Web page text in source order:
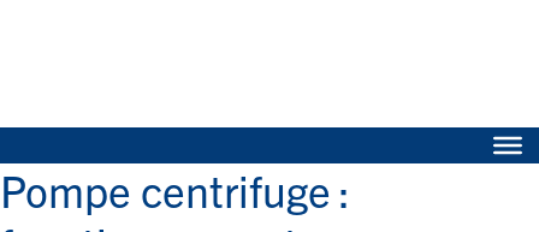
Pompe centrifuge :